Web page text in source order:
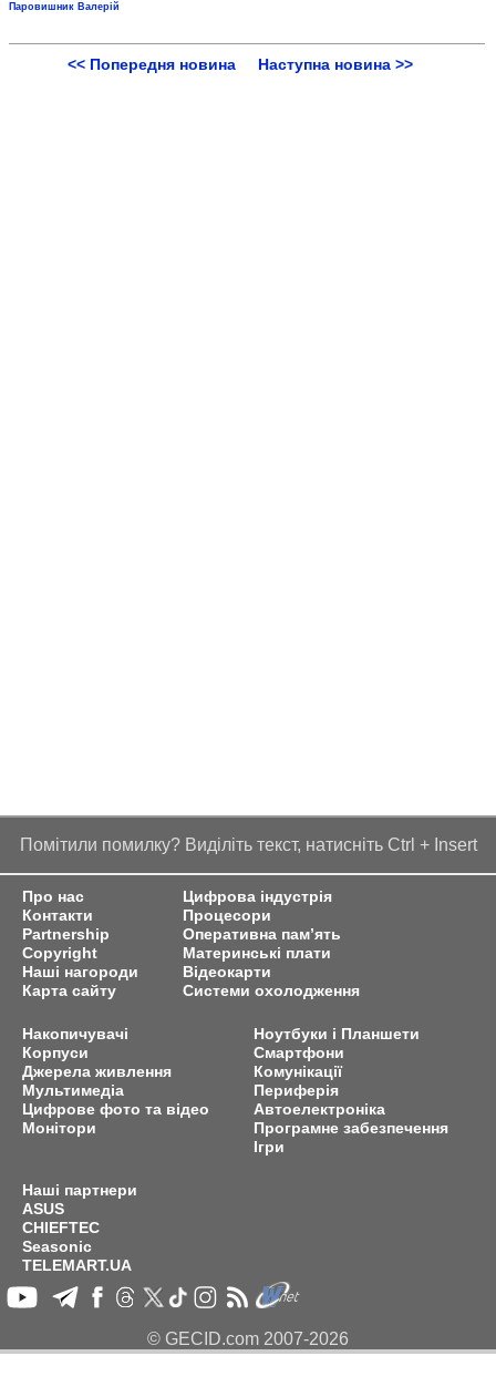
Паровишник Валерій
<< Попередня новина Наступна новина >>
Помітили помилку? Виділіть текст, натисніть Ctrl + Insert
Про нас
Контакти
Partnership
Copyright
Наші нагороди
Карта сайту
Цифрова індустрія
Процесори
Оперативна пам’ять
Материнські плати
Відеокарти
Системи охолодження
Накопичувачі
Корпуси
Джерела живлення
Мультимедіа
Цифрове фото та відео
Монітори
Ноутбуки і Планшети
Смартфони
Комунікації
Периферія
Автоелектроніка
Програмне забезпечення
Ігри
Наші партнери
ASUS
CHIEFTEC
Seasonic
TELEMART.UA
© GECID.com 2007-2026